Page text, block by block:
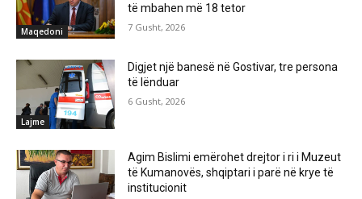
Maqedoni
të mbahen më 18 tetor
7 Gusht, 2026
Lajme
Digjet një banesë në Gostivar, tre persona
të lënduar
6 Gusht, 2026
Agim Bislimi emërohet drejtor i ri i Muzeut
të Kumanovës, shqiptari i parë në krye të
institucionit